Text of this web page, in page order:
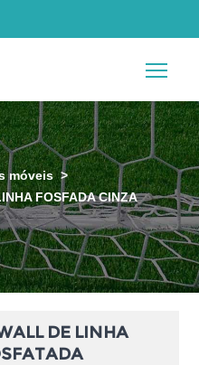
móveis >
FOSFADA CINZA
DE LINHA